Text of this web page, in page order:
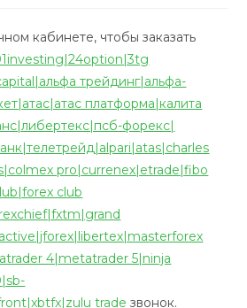
кабинете, чтобы заказать
трейдинг|альфа-
платформа|калита
форекс|
pro|currenex|etrade|fibo
club
4|metatrader 5|ninja
trade звонок.